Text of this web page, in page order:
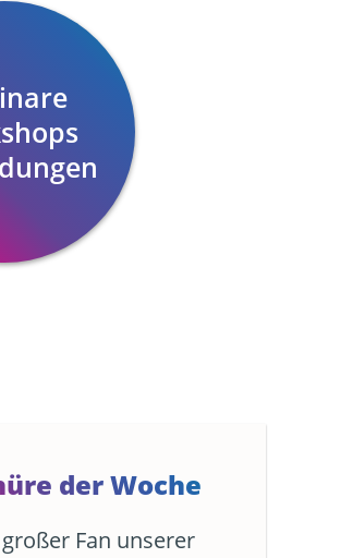
der Woche
Fan unserer